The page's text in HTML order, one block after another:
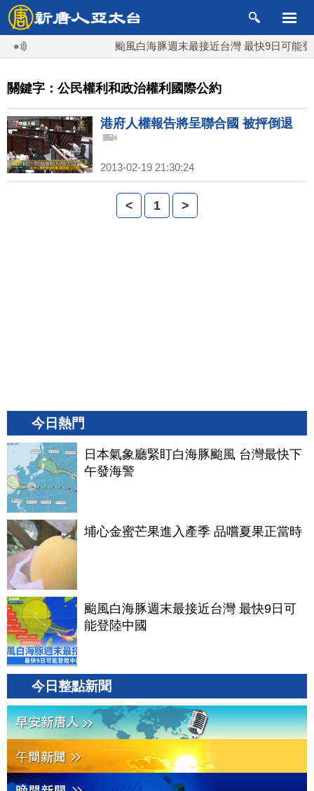
颱風白海豚週末最接近台灣 最快9日可能登
關鍵字：公民權利和政治權利國際公約
港府人權報告將呈聯合國 被抨倒退
2013-02-19 21:30:24
< 1 >
今日熱門
日本氣象廳緊盯白海豚颱風 台灣最快下
午發海警
埔心金蜜芒果進入產季 品嚐夏果正當時
颱風白海豚週末最接近台灣 最快9日可
能登陸中國
今日整點新聞